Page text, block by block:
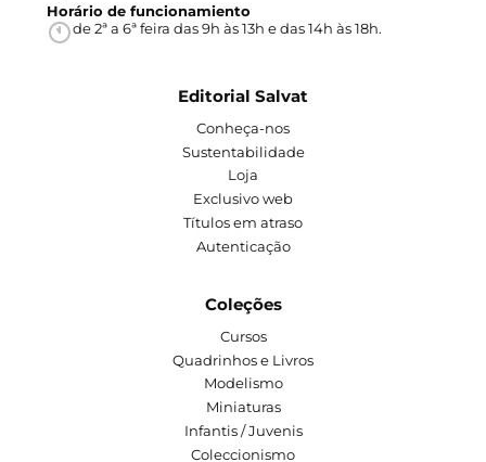
Horário de funcionamiento
de 2ª a 6ª feira das 9h às 13h e das 14h às 18h.
Editorial Salvat
Conheça-nos
Sustentabilidade
Loja
Exclusivo web
Títulos em atraso
Autenticação
Coleções
Cursos
Quadrinhos e Livros
Modelismo
Miniaturas
Infantis / Juvenis
Coleccionismo